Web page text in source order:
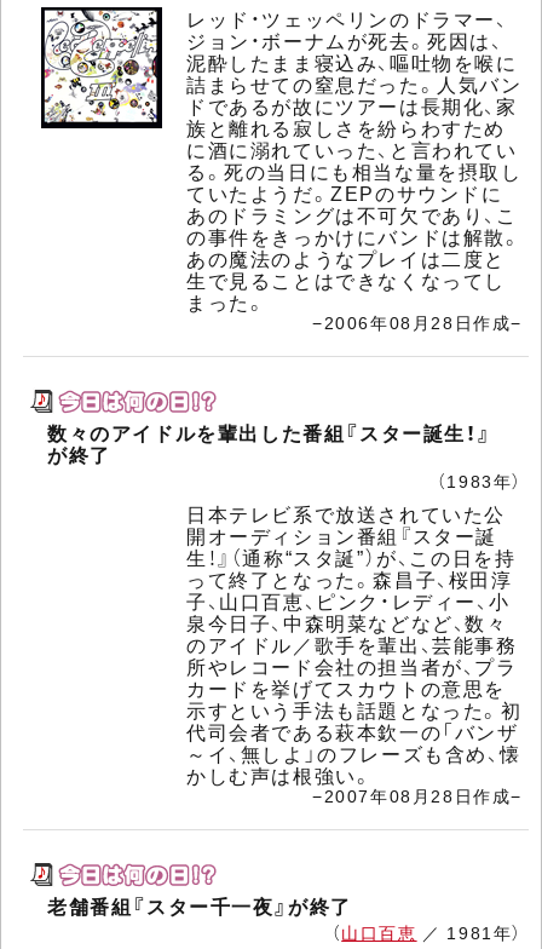
レッド・ツェッペリンのドラマー、
ジョン・ボーナムが死去。死因は、
泥酔したまま寝込み、嘔吐物を喉に
詰まらせての窒息だった。人気バン
ドであるが故にツアーは長期化、家
族と離れる寂しさを紛らわすため
に酒に溺れていった、と言われてい
る。死の当日にも相当な量を摂取し
ていたようだ。ZEPのサウンドに
あのドラミングは不可欠であり、こ
の事件をきっかけにバンドは解散。
あの魔法のようなプレイは二度と
生で見ることはできなくなってし
まった。
−2006年08月28日作成−
数々のアイドルを輩出した番組『スター誕生！』
が終了
（1983年）
日本テレビ系で放送されていた公
開オーディション番組『スター誕
生！』（通称“スタ誕”）が、この日を持
って終了となった。森昌子、桜田淳
子、山口百恵、ピンク・レディー、小
泉今日子、中森明菜などなど、数々
のアイドル／歌手を輩出、芸能事務
所やレコード会社の担当者が、プラ
カードを挙げてスカウトの意思を
示すという手法も話題となった。初
代司会者である萩本欽一の「バンザ
～イ、無しよ」のフレーズも含め、懐
かしむ声は根強い。
−2007年08月28日作成−
老舗番組『スター千一夜』が終了
（山口百恵 ／ 1981年）